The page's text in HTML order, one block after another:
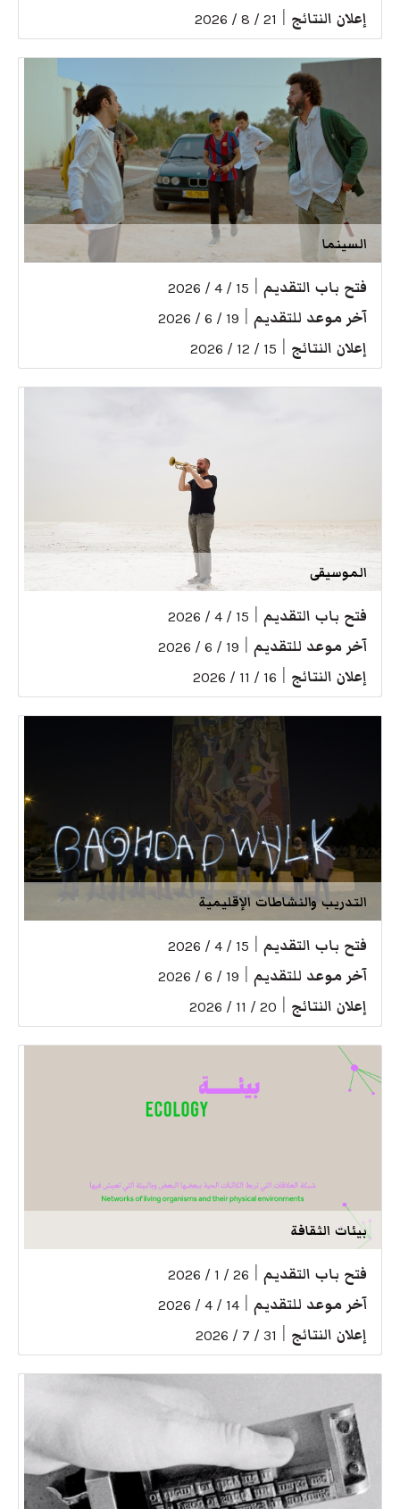
إعلان النتائج 21 / 8 / 2026
السينما
فتح باب التقديم 15 / 4 / 2026
آخر موعد للتقديم 19 / 6 / 2026
إعلان النتائج 15 / 12 / 2026
الموسيقى
فتح باب التقديم 15 / 4 / 2026
آخر موعد للتقديم 19 / 6 / 2026
إعلان النتائج 16 / 11 / 2026
التدريب والنشاطات الإقليمية
فتح باب التقديم 15 / 4 / 2026
آخر موعد للتقديم 19 / 6 / 2026
إعلان النتائج 20 / 11 / 2026
بيئات الثقافة
فتح باب التقديم 26 / 1 / 2026
آخر موعد للتقديم 14 / 4 / 2026
إعلان النتائج 31 / 7 / 2026